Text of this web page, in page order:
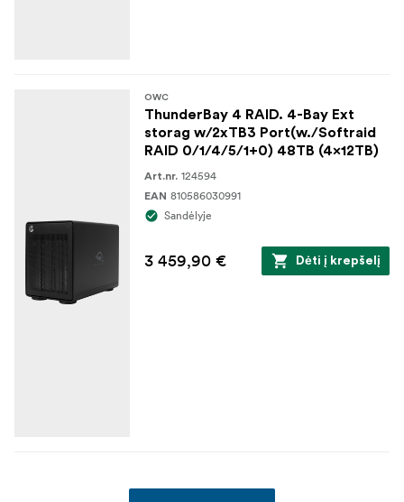
OWC
ThunderBay 4 RAID. 4-Bay Ext
storag w/2xTB3 Port(w./Softraid
RAID 0/1/4/5/1+0) 48TB (4x12TB)
Art.nr. 124594
EAN 810586030991
Sandėlyje
3 459,90 € Dėti į krepšelį